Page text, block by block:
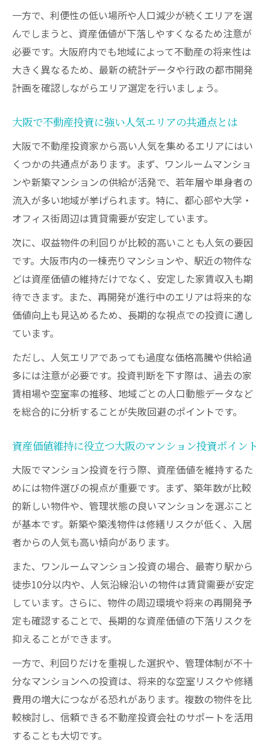
一方で、利便性の低い場所や人口減少が続くエリアを選
んでしまうと、資産価値が下落しやすくなるため注意が
必要です。大阪府内でも地域によって不動産の将来性は
大きく異なるため、最新の統計データや行政の都市開発
計画を確認しながらエリア選定を行いましょう。
大阪で不動産投資に強い人気エリアの共通点とは
大阪で不動産投資家から高い人気を集めるエリアにはい
くつかの共通点があります。まず、ワンルームマンショ
ンや新築マンションの供給が活発で、若年層や単身者の
流入が多い地域が挙げられます。特に、都心部や大学・
オフィス街周辺は賃貸需要が安定しています。
次に、収益物件の利回りが比較的高いことも人気の要因
です。大阪市内の一棟売りマンションや、駅近の物件な
どは資産価値の維持だけでなく、安定した家賃収入も期
待できます。また、再開発が進行中のエリアは将来的な
価値向上も見込めるため、長期的な視点での投資に適し
ています。
ただし、人気エリアであっても過度な価格高騰や供給過
多には注意が必要です。投資判断を下す際は、過去の家
賃相場や空室率の推移、地域ごとの人口動態データなど
を総合的に分析することが失敗回避のポイントです。
資産価値維持に役立つ大阪のマンション投資ポイント
大阪でマンション投資を行う際、資産価値を維持するた
めには物件選びの視点が重要です。まず、築年数が比較
的新しい物件や、管理状態の良いマンションを選ぶこと
が基本です。新築や築浅物件は修繕リスクが低く、入居
者からの人気も高い傾向があります。
また、ワンルームマンション投資の場合、最寄り駅から
徒歩10分以内や、人気沿線沿いの物件は賃貸需要が安定
しています。さらに、物件の周辺環境や将来の再開発予
定も確認することで、長期的な資産価値の下落リスクを
抑えることができます。
一方で、利回りだけを重視した選択や、管理体制が不十
分なマンションへの投資は、将来的な空室リスクや修繕
費用の増大につながる恐れがあります。複数の物件を比
較検討し、信頼できる不動産投資会社のサポートを活用
することも大切です。